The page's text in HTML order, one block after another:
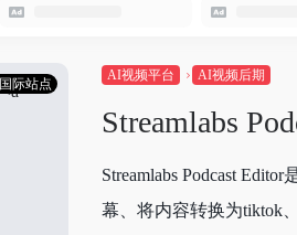
国际站点
AI视频平台 AI视频后期
Streamlabs
Streamlabs Podcast
幕、将内容转换为tiktok